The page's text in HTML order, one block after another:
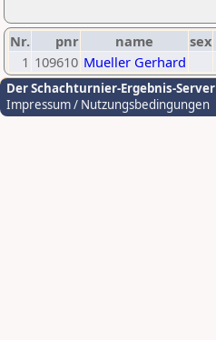
Nr. pnr name sex
1 109610 Mueller Gerhard
Der Schachturnier-Ergebnis-Server
Impressum / Nutzungsbedingungen